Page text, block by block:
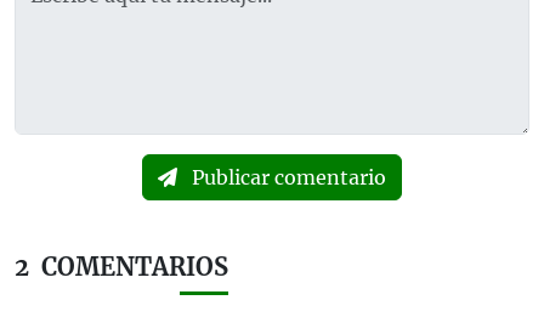
Publicar comentario
2 COMENTARIOS